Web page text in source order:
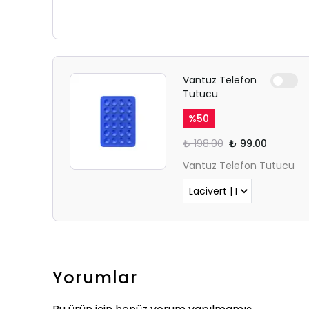
Vantuz Telefon
Tutucu
%50
₺ 198.00 ₺ 99.00
Vantuz Telefon Tutucu
Yorumlar